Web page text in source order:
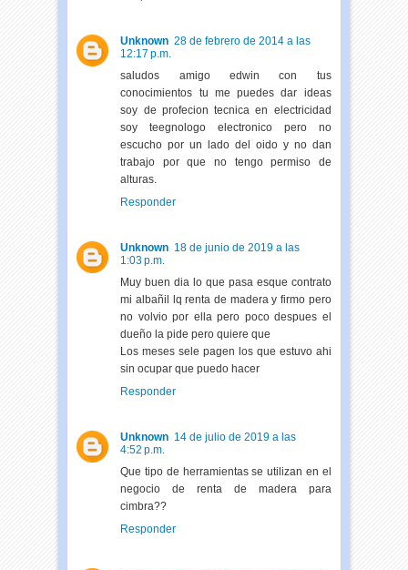
Unknown 28 de febrero de 2014 a las
12:17 p.m.
saludos amigo edwin con tus
conocimientos tu me puedes dar ideas
soy de profecion tecnica en electricidad
soy teegnologo electronico pero no
escucho por un lado del oido y no dan
trabajo por que no tengo permiso de
alturas.
Responder
Unknown 18 de junio de 2019 a las
1:03 p.m.
Muy buen dia lo que pasa esque contrato
mi albañil lq renta de madera y firmo pero
no volvio por ella pero poco despues el
dueño la pide pero quiere que
Los meses sele pagen los que estuvo ahi
sin ocupar que puedo hacer
Responder
Unknown 14 de julio de 2019 a las
4:52 p.m.
Que tipo de herramientas se utilizan en el
negocio de renta de madera para
cimbra??
Responder